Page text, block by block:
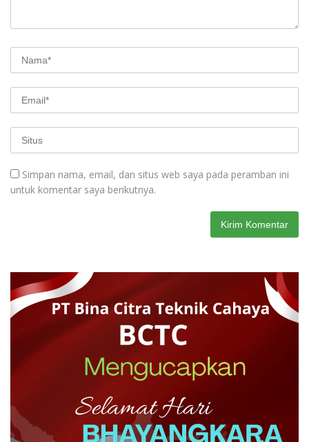
Simpan nama, email, dan situs web saya pada peramban ini
untuk komentar saya berikutnya.